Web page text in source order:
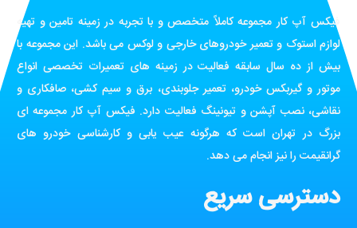
فیکس آپ کار مجموعه کاملاً متخصص و با تجربه در زمینه تامین و تهیه
لوازم استوک و تعمیر خودروهای خارجی و لوکس می باشد. این مجموعه با
بیش از ده سال سابقه فعالیت در زمینه های تعمیرات تخصصی انواع
موتور و گیربکس خودرو، تعمیر جلوبندی، برق و سیم کشی، صافکاری و
نقاشی، نصب آپشن و تیونینگ فعالیت دارد. فیکس آپ کار مجموعه ای
بزرگ در تهران است که هرگونه عیب یابی و کارشناسی خودرو های
گرانقیمت را نیز انجام می دهد.
دسترسی سریع